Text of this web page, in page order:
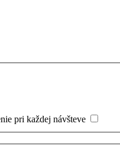
pri každej návšteve